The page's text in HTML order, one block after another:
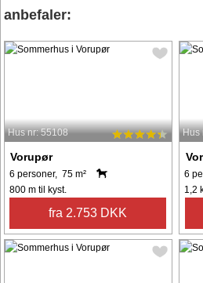
anbefaler:
Hus nr: 55108
Vorupør
6 personer, 75 m²
800 m til kyst.
fra 2.753 DKK
Hus
6
1,2